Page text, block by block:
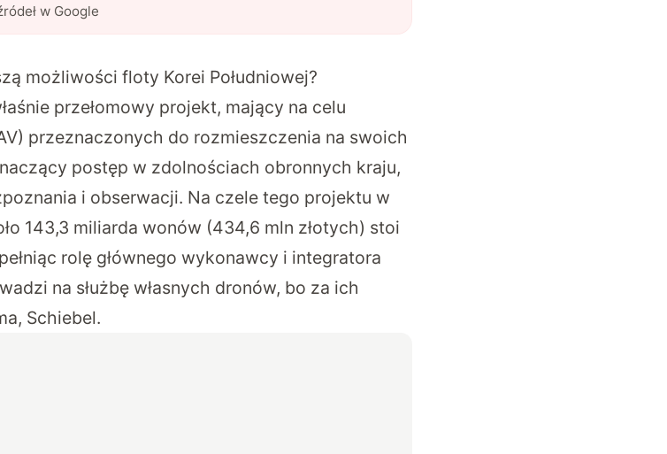
w Google
możliwości floty Korei Południowej?
przełomowy projekt, mający na celu
przeznaczonych do rozmieszczenia na swoich
postęp w zdolnościach obronnych kraju,
i obserwacji. Na czele tego projektu w
143,3 miliarda wonów (434,6 mln złotych) stoi
rolę głównego wykonawcy i integratora
na służbę własnych dronów, bo za ich
Schiebel.